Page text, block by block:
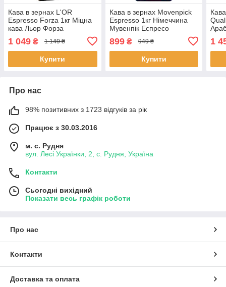
Кава в зернах L'OR
Espresso Forza 1кг Міцна
кава Льор Форза
1 049 ₴ 1 149 ₴
Купити
Кава в зернах Movenpick
Espresso 1кг Німеччина
Мувенпік Еспресо
899₴ 949 ₴
Купити
1
Про нас
98% позитивних з 1723 відгуків за рік
Працює з 30.03.2016
м. с. Рудня
вул. Лесі Українки, 2, с. Рудня, Україна
Контакти
Сьогодні вихідний
Показати весь графік роботи
Про нас
Контакти
Доставка та оплата